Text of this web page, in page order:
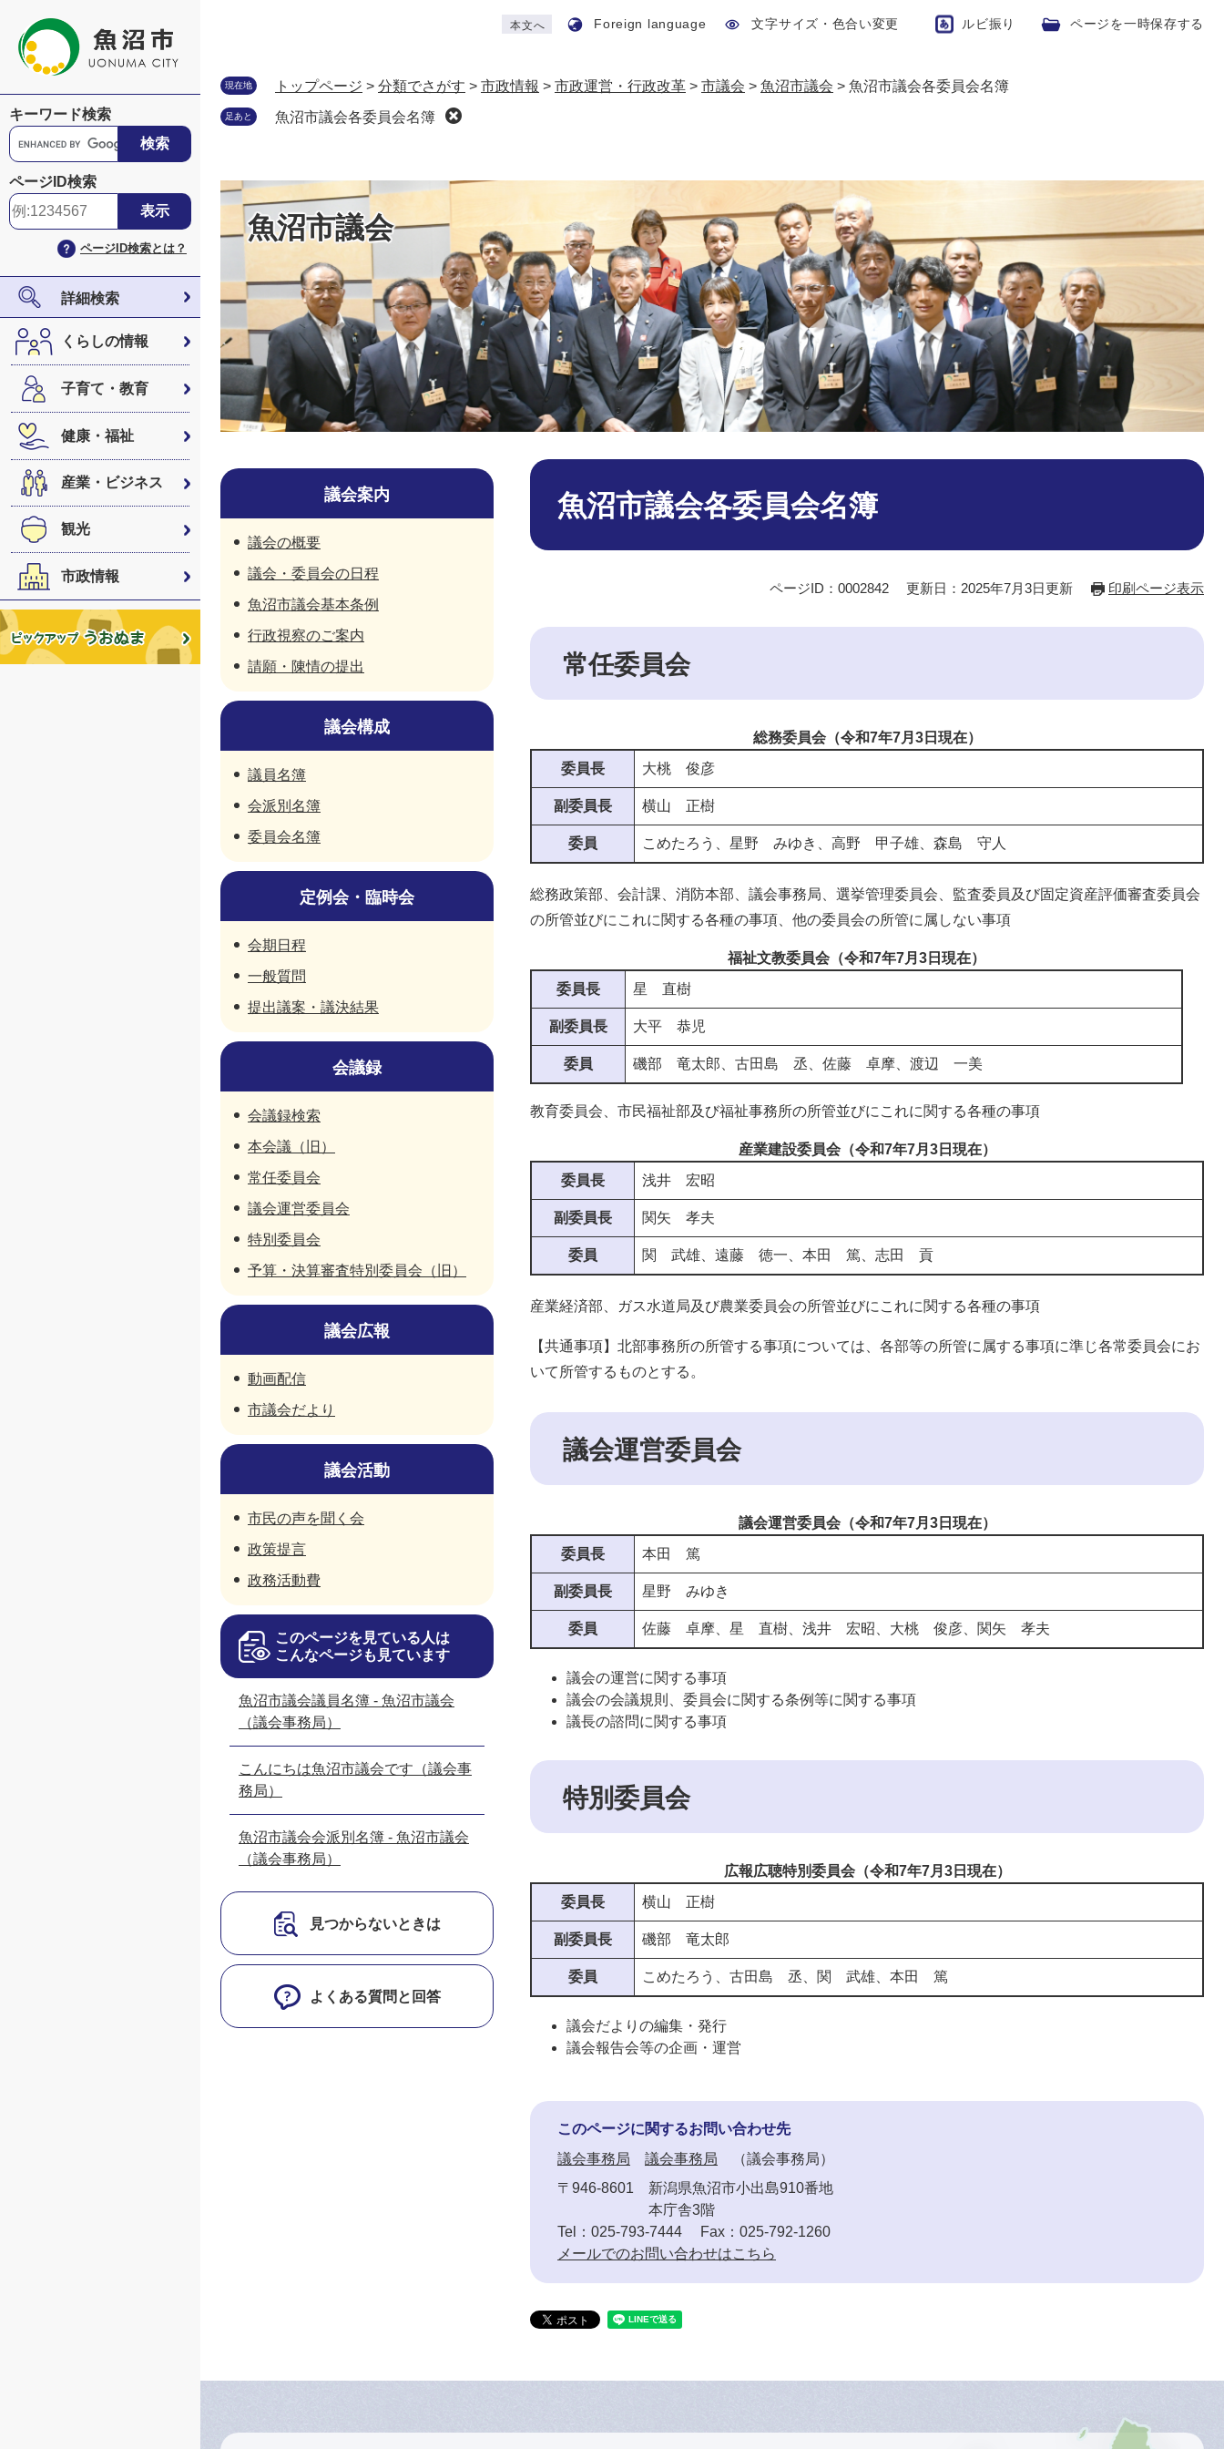
本文へ Foreign language 文字サイズ・色合い変更 ルビ振り ページを一時保存する
キーワード検索
G
o
o
g
ス
タ
ム
検
索
ページID検索
ページID検索とは？
詳細検索
くらしの情報
子育て・教育
健康・福祉
産業・ビジネス
観光
市政情報
現在地 トップページ > 分類でさがす > 市政情報 > 市政運営・行政改革 > 市議会 > 魚沼市議会 > 魚沼市議会各委員会名簿
足あと 魚沼市議会各委員会名簿
魚沼市議会
本
魚沼市議会各委員会名簿
ページID：0002842 更新日：2025年7月3日更新 印刷ページ表示
常任委員会
総務委員会（令和7年7月3日現在）
委員長
大桃 俊彦
副委員長 横山 正樹
委員 こめたろう、星野 みゆき、高野 甲子雄、森島 守人
総務政策部、会計課、消防本部、議会事務局、選挙管理委員会、監査委員及び固定資産評価審査委員会
の所管並びにこれに関する各種の事項、他の委員会の所管に属しない事項
福祉文教委員会（令和7年7月3日現在）
委員長
星 直樹
副委員長 大平 恭児
委員 磯部 竜太郎、古田島 丞、佐藤 卓摩、渡辺 一美
教育委員会、市民福祉部及び福祉事務所の所管並びにこれに関する各種の事項
産業建設委員会（令和7年7月3日現在）
委員長
浅井 宏昭
副委員長 関矢 孝夫
委員 関 武雄、遠藤 徳一、本田 篤、志田 貢
産業経済部、ガス水道局及び農業委員会の所管並びにこれに関する各種の事項
【共通事項】北部事務所の所管する事項については、各部等の所管に属する事項に準じ各常委員会にお
いて所管するものとする。
議会運営委員会
議会運営委員会（令和7年7月3日現在）
委員長
本田 篤
副委員長 星野 みゆき
委員 佐藤 卓摩、星 直樹、浅井 宏昭、大桃 俊彦、関矢 孝夫
議会の運営に関する事項
議会の会議規則、委員会に関する条例等に関する事項
議長の諮問に関する事項
特別委員会
広報広聴特別委員会（令和7年7月3日現在）
委員長
横山 正樹
副委員長 磯部 竜太郎
委員 こめたろう、古田島 丞、関 武雄、本田 篤
議会だよりの編集・発行
議会報告会等の企画・運営
このページに関するお問い合わせ先
議会事務局
議会事務局
議会事務局
〒946-8601
新潟県魚沼市小出島910番地
本庁舎3階
Tel：025-793-7444
Fax：025-792-1260
メールでのお問い合わせはこちら
議会案内
議会の概要
議会・委員会の日程
魚沼市議会基本条例
行政視察のご案内
請願・陳情の提出
議会構成
議員名簿
会派別名簿
委員会名簿
定例会・臨時会
会期日程
一般質問
提出議案・議決結果
会議録
会議録検索
本会議（旧）
常任委員会
議会運営委員会
特別委員会
予算・決算審査特別委員会（旧）
議会広報
動画配信
市議会だより
議会活動
市民の声を聞く会
政策提言
政務活動費
このページを見ている人は
こんなページも見ています
魚沼市議会議員名簿 - 魚沼市議会
（議会事務局）
こんにちは魚沼市議会です（議会事
務局）
魚沼市議会会派別名簿 - 魚沼市議会
（議会事務局）
見つからないときは
よくある質問と回答